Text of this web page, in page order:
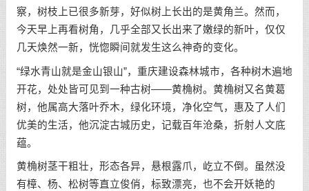
察，树枝上已很多新芽，好似树上长出的是黄角兰。然而，
今天早上再看树角，几乎全部又长出来了嫩绿的新叶，仅仅
几天焕然一新，恍惚瞬间就发生这么神奇的变化。
“绿水青山就是金山银山”，重庆建设森林城市，各种树木遍地
开花，处处皆可见到一种古树——黄桷树。黄桷树又名黄葛
树，他属高大落叶乔木，绿化环境，净化空气，惠及了人们
优美的生活，他沉淀古城历史，记载百年沧桑，折射人文底
蕴。
黄桷树茎干粗壮，形态各异，悬根露爪，屹立不倒。虽然没
有樟、杨、松树等直立俊俏，标致漂亮，也不会开妖艳的